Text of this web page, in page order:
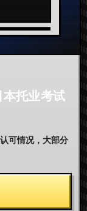
托业考试
可情况，大部分